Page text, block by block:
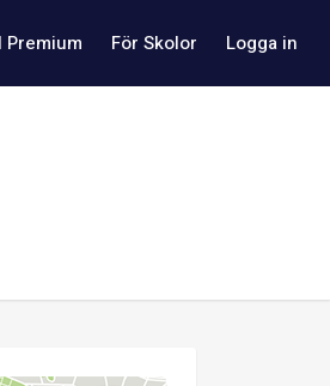
Premium För Skolor Logga in